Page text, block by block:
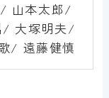
山本太郎/
/ 大塚明夫/
/ 遠藤健慎